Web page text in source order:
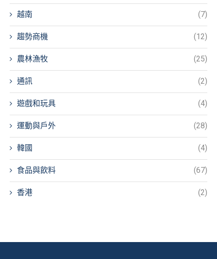
越南 (7)
趨勢商機 (12)
農林漁牧 (25)
通訊 (2)
遊戲和玩具 (4)
運動與戶外 (28)
韓國 (4)
食品與飲料 (67)
香港 (2)